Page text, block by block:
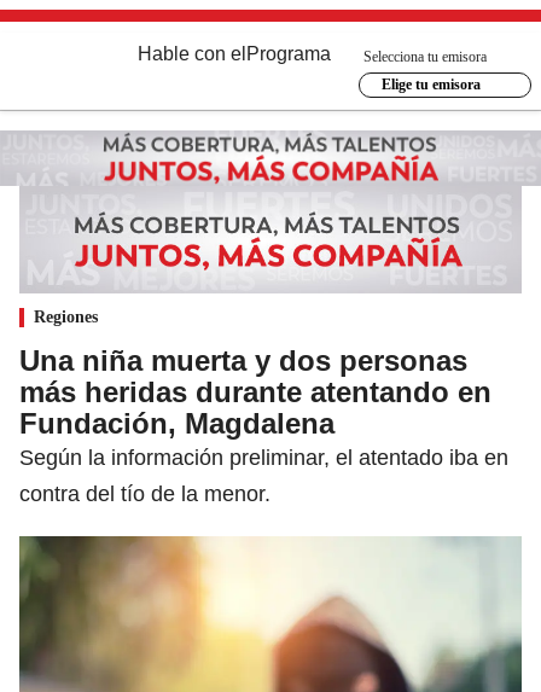
Hable con el Programa
Selecciona tu emisora
Elige tu emisora
Regiones
Una niña muerta y dos personas
más heridas durante atentando en
Fundación, Magdalena
Según la información preliminar, el atentado iba en
contra del tío de la menor.